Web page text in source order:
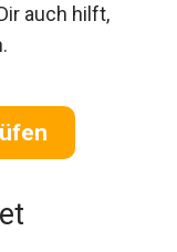
auch hilft,